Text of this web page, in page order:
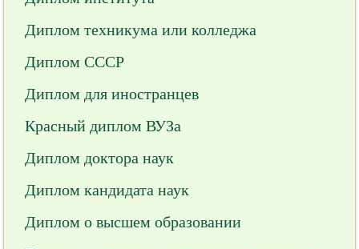
Диплом техникума или колледжа
Диплом СССР
Диплом для иностранцев
Красный диплом ВУЗа
Диплом доктора наук
Диплом кандидата наук
Диплом о высшем образовании